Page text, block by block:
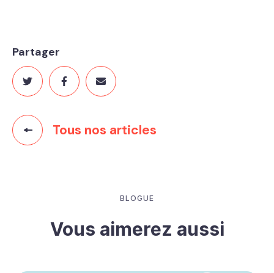
Tous nos articles
Partager
BLOGUE
Vous aimerez aussi